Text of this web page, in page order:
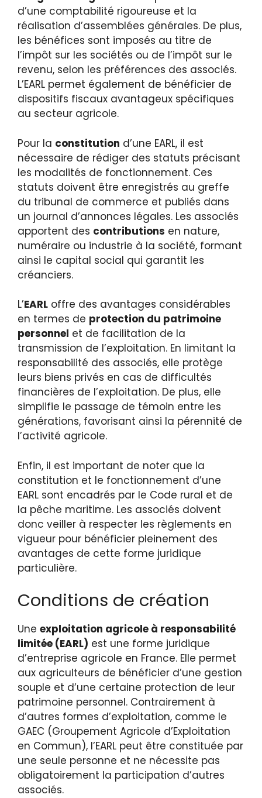
d’une comptabilité rigoureuse et la
réalisation d’assemblées générales. De plus,
les bénéfices sont imposés au titre de
l’impôt sur les sociétés ou de l’impôt sur le
revenu, selon les préférences des associés.
L’EARL permet également de bénéficier de
dispositifs fiscaux avantageux spécifiques
au secteur agricole.
Pour la constitution d’une EARL, il est
nécessaire de rédiger des statuts précisant
les modalités de fonctionnement. Ces
statuts doivent être enregistrés au greffe
du tribunal de commerce et publiés dans
un journal d’annonces légales. Les associés
apportent des contributions en nature,
numéraire ou industrie à la société, formant
ainsi le capital social qui garantit les
créanciers.
L’EARL offre des avantages considérables
en termes de protection du patrimoine
personnel et de facilitation de la
transmission de l’exploitation. En limitant la
responsabilité des associés, elle protège
leurs biens privés en cas de difficultés
financières de l’exploitation. De plus, elle
simplifie le passage de témoin entre les
générations, favorisant ainsi la pérennité de
l’activité agricole.
Enfin, il est important de noter que la
constitution et le fonctionnement d’une
EARL sont encadrés par le Code rural et de
la pêche maritime. Les associés doivent
donc veiller à respecter les règlements en
vigueur pour bénéficier pleinement des
avantages de cette forme juridique
particulière.
Conditions de création
Une exploitation agricole à responsabilité
limitée (EARL) est une forme juridique
d’entreprise agricole en France. Elle permet
aux agriculteurs de bénéficier d’une gestion
souple et d’une certaine protection de leur
patrimoine personnel. Contrairement à
d’autres formes d’exploitation, comme le
GAEC (Groupement Agricole d’Exploitation
en Commun), l’EARL peut être constituée par
une seule personne et ne nécessite pas
obligatoirement la participation d’autres
associés.